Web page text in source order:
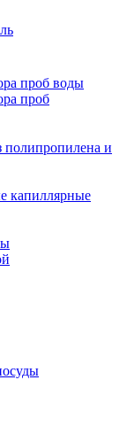
проб воды
проб
полипропилена и
капиллярные